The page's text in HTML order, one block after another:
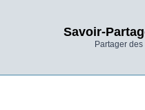
Savoir-
Partager